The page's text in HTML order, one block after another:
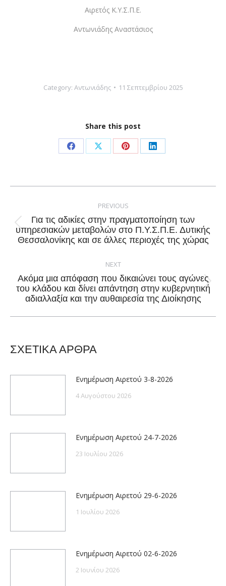
Αιρετός Κ.Υ.Σ.Π.Ε.
Αντωνιάδης Αναστάσιος
Category: Αντωνιάδης 11 Σεπτεμβρίου 2025
Share this post
Share
Facebook
Share
X
Share
Pinterest
Share
LinkedIn
PREVIOUS
Previous
post:
Για τις αδικίες στην πραγματοποίηση των
υπηρεσιακών μεταβολών στο Π.Υ.Σ.Π.Ε. Δυτικής
Θεσσαλονίκης και σε άλλες περιοχές της χώρας
NEXT
Next
post:
Ακόμα μια απόφαση που δικαιώνει τους αγώνες
του κλάδου και δίνει απάντηση στην κυβερνητική
αδιαλλαξία και την αυθαιρεσία της Διοίκησης
ΣΧΕΤΙΚΑ ΑΡΘΡΑ
Ενημέρωση Αιρετού 3-8-2026
4 Αυγούστου 2026
Ενημέρωση Αιρετού 24-7-2026
23 Ιουλίου 2026
Ενημέρωση Αιρετού 29-6-2026
1 Ιουλίου 2026
Ενημέρωση Αιρετού 02-6-2026
2 Ιουνίου 2026